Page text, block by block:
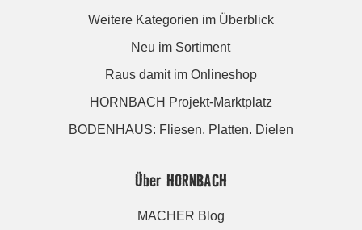
Weitere Kategorien im Überblick
Neu im Sortiment
Raus damit im Onlineshop
HORNBACH Projekt-Marktplatz
BODENHAUS: Fliesen. Platten. Dielen
Über HORNBACH
MACHER Blog